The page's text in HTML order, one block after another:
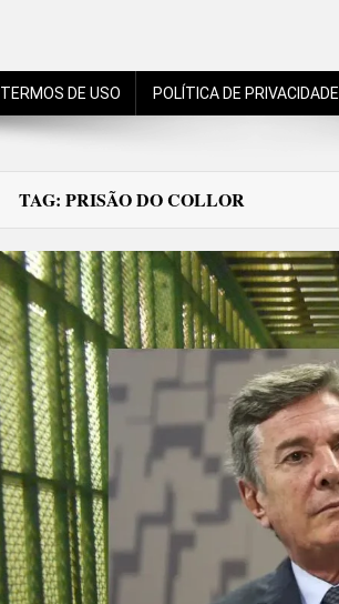
TERMOS DE USO POLÍTICA DE PRIVACIDADE
TAG: PRISÃO DO COLLOR